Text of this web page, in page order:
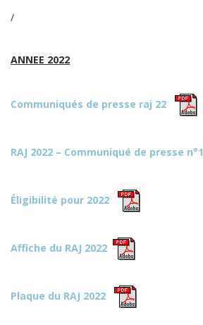
/
ANNEE 2022
Communiqués de presse raj 22
RAJ 2022 – Communiqué de presse n°1
Éligibilité pour 2022
Affiche du RAJ 2022
Plaque du RAJ 2022